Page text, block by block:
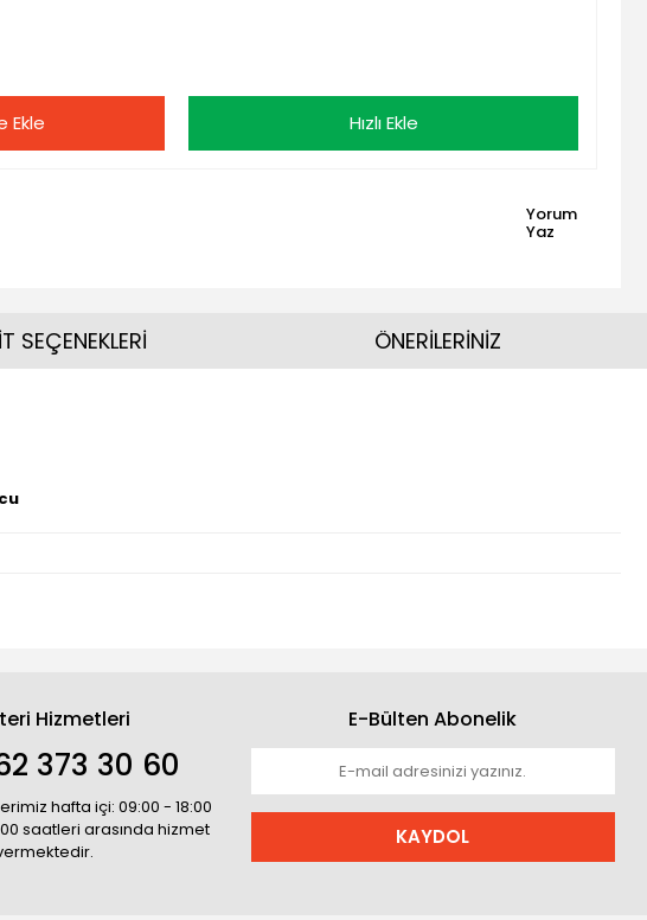
Ekle Hızlı Ekle
Yorum
Yaz
SEÇENEKLERİ ÖNERİLERİNİZ
Hizmetleri
373 30 60
hafta içi: 09:00 - 18:00
saatleri arasında hizmet
E-Bülten Abonelik
KAYDOL